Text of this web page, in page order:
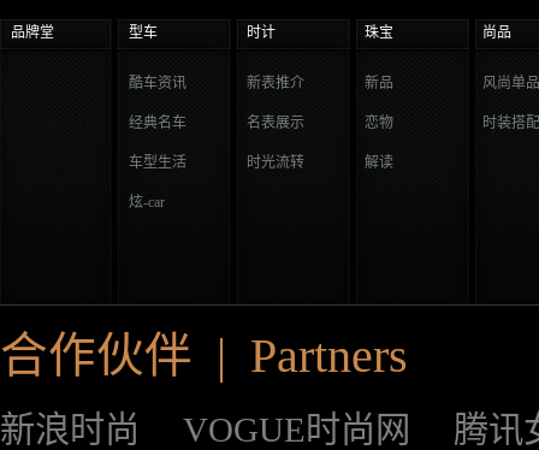
品牌堂 型车 时计 珠宝 尚品
酷车资讯
经典名车
车型生活
炫-car
新表推介
名表展示
时光流转
新品
恋物
解读
风尚单品
时装搭配
合作伙伴 | Partners
新浪时尚 VOGUE时尚网
腾讯